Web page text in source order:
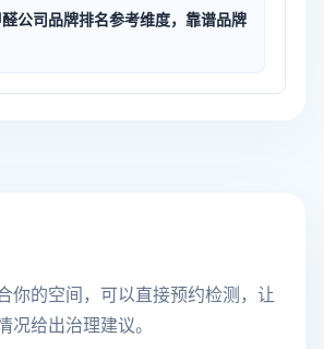
公司品牌排名参考维度，靠谱品牌
你的空间，可以直接预约检测，让
况给出治理建议。